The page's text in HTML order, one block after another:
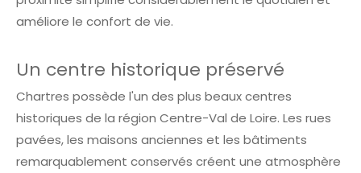
améliore le confort de vie.
Un centre historique préservé
Chartres possède l'un des plus beaux centres
historiques de la région Centre-Val de Loire. Les rues
pavées, les maisons anciennes et les bâtiments
remarquablement conservés créent une atmosphère